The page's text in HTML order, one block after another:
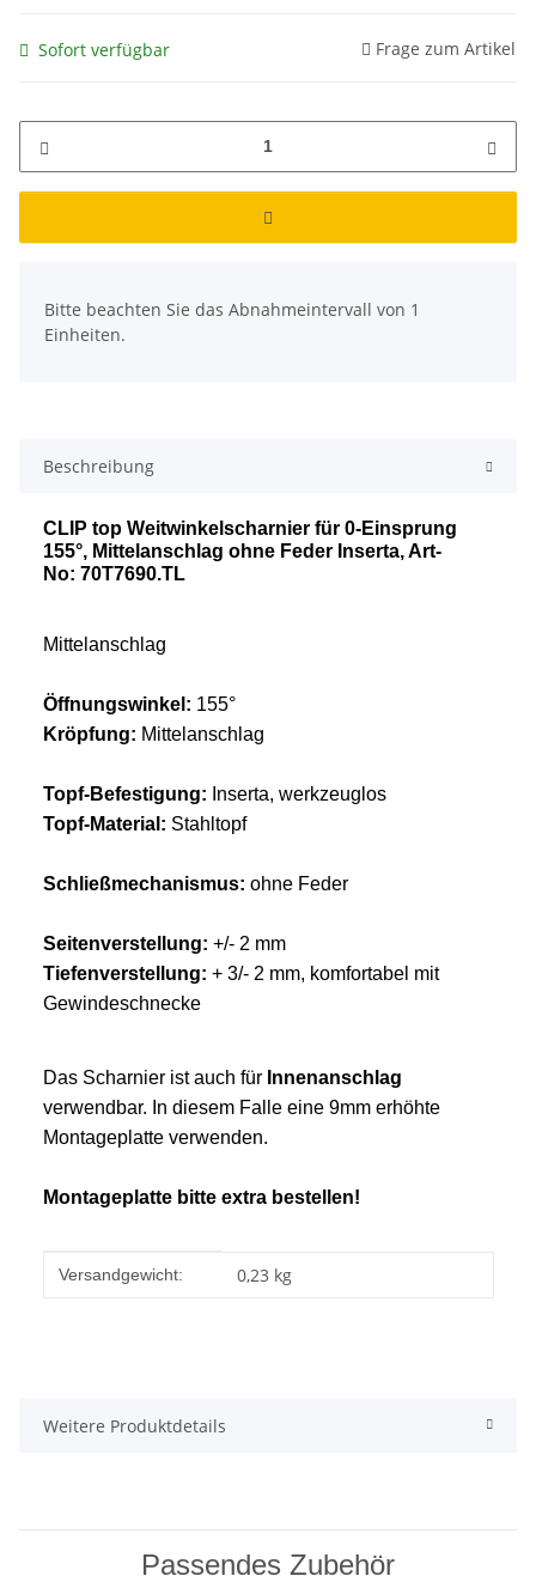
Sofort verfügbar Frage zum Artikel
Bitte beachten Sie das Abnahmeintervall von 1
Einheiten.
Beschreibung
CLIP top Weitwinkelscharnier für 0-Einsprung
155°, Mittelanschlag ohne Feder Inserta, Art-
No: 70T7690.TL
Mittelanschlag
Öffnungswinkel: 155°
Kröpfung: Mittelanschlag
Topf-Befestigung: Inserta, werkzeuglos
Topf-Material: Stahltopf
Schließmechanismus: ohne Feder
Seitenverstellung: +/- 2 mm
Tiefenverstellung: + 3/- 2 mm, komfortabel mit
Gewindeschnecke
Das Scharnier ist auch für Innenanschlag
verwendbar. In diesem Falle eine 9mm erhöhte
Montageplatte verwenden.
Montageplatte bitte extra bestellen!
Produkteigenschaft
Wert
Versandgewicht: 0,23 kg
Weitere Produktdetails
Passendes Zubehör